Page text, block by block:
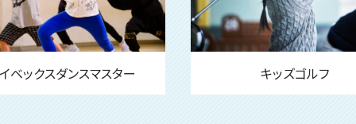
ベックスダンスマスター キッズゴルフ